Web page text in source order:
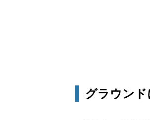
グラウン